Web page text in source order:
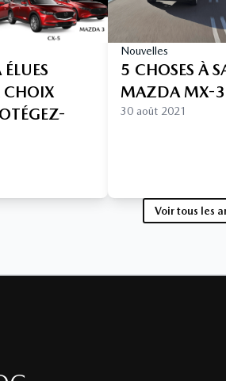
CHOIX
Nouvelles
5 CHOSES À
MAZDA MX-
30 août 2021
Voir tous les